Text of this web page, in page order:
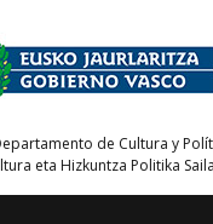
de Cultura y
eta Hizkuntza Politika